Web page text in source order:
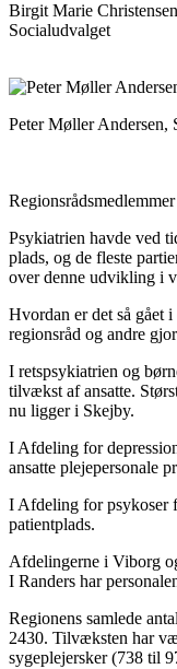
Birgit Marie
Socialudvalget
Peter Møller Andersen,
Psykiatrien havde ved
plads, og de fleste
over denne udvikling i
Hvordan er det så gået i
regionsråd og andre
I retspsykiatrien og
tilvækst af ansatte.
nu ligger i Skejby.
I Afdeling for
ansatte plejepersonale
I Afdeling for psykoser
patientplads.
Afdelingerne i Viborg
I Randers har
Regionens samlede
2430. Tilvæksten har
sygeplejersker (738 til